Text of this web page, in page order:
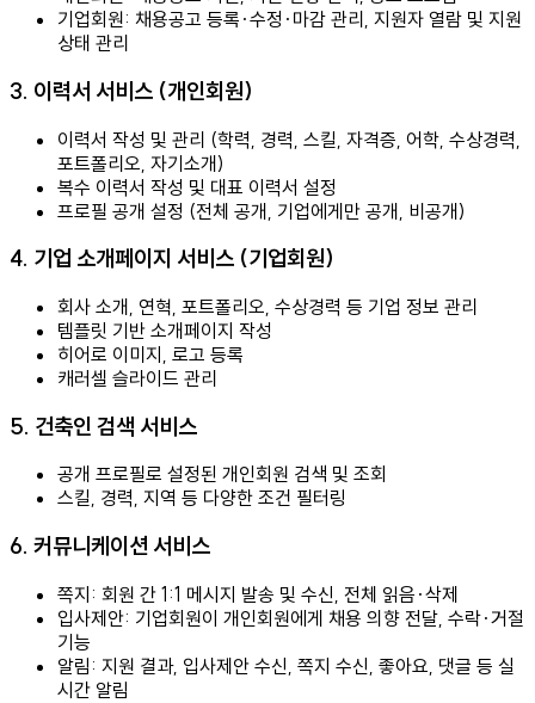
기업회원: 채용공고 등록·수정·마감 관리, 지원자 열람 및 지원
상태 관리
3. 이력서 서비스 (개인회원)
이력서 작성 및 관리 (학력, 경력, 스킬, 자격증, 어학, 수상경력,
포트폴리오, 자기소개)
복수 이력서 작성 및 대표 이력서 설정
프로필 공개 설정 (전체 공개, 기업에게만 공개, 비공개)
4. 기업 소개페이지 서비스 (기업회원)
회사 소개, 연혁, 포트폴리오, 수상경력 등 기업 정보 관리
템플릿 기반 소개페이지 작성
히어로 이미지, 로고 등록
캐러셀 슬라이드 관리
5. 건축인 검색 서비스
공개 프로필로 설정된 개인회원 검색 및 조회
스킬, 경력, 지역 등 다양한 조건 필터링
6. 커뮤니케이션 서비스
쪽지: 회원 간 1:1 메시지 발송 및 수신, 전체 읽음·삭제
입사제안: 기업회원이 개인회원에게 채용 의향 전달, 수락·거절
기능
알림: 지원 결과, 입사제안 수신, 쪽지 수신, 좋아요, 댓글 등 실
시간 알림